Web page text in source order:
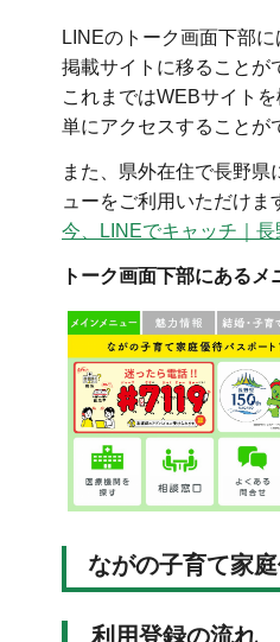
LINEのトーク画面下部
掲載サイトに移ることが
これまではWEBサイト
単にアクセスすることが
また、県外在住で長野
ューをご利用いただけ
今、LINEでキャッチ｜
トーク画面下部にある
ながの子育て家
利用登録の流れ